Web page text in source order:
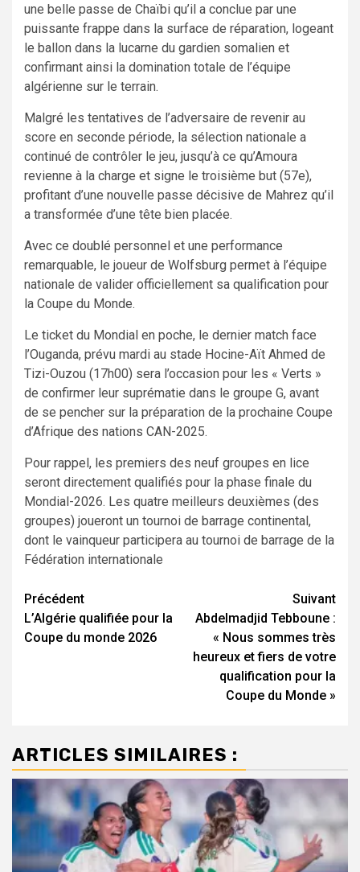
une belle passe de Chaïbi qu’il a conclue par une
puissante frappe dans la surface de réparation, logeant
le ballon dans la lucarne du gardien somalien et
confirmant ainsi la domination totale de l’équipe
algérienne sur le terrain.
Malgré les tentatives de l’adversaire de revenir au
score en seconde période, la sélection nationale a
continué de contrôler le jeu, jusqu’à ce qu’Amoura
revienne à la charge et signe le troisième but (57e),
profitant d’une nouvelle passe décisive de Mahrez qu’il
a transformée d’une tête bien placée.
Avec ce doublé personnel et une performance
remarquable, le joueur de Wolfsburg permet à l’équipe
nationale de valider officiellement sa qualification pour
la Coupe du Monde.
Le ticket du Mondial en poche, le dernier match face
l’Ouganda, prévu mardi au stade Hocine-Aït Ahmed de
Tizi-Ouzou (17h00) sera l’occasion pour les « Verts »
de confirmer leur suprématie dans le groupe G, avant
de se pencher sur la préparation de la prochaine Coupe
d’Afrique des nations CAN-2025.
Pour rappel, les premiers des neuf groupes en lice
seront directement qualifiés pour la phase finale du
Mondial-2026. Les quatre meilleurs deuxièmes (des
groupes) joueront un tournoi de barrage continental,
dont le vainqueur participera au tournoi de barrage de la
Fédération internationale
Navigation
d’article
Précédent
L’Algérie qualifiée pour la
Coupe du monde 2026
Suivant
Abdelmadjid Tebboune :
« Nous sommes très
heureux et fiers de votre
qualification pour la
Coupe du Monde »
ARTICLES SIMILAIRES :